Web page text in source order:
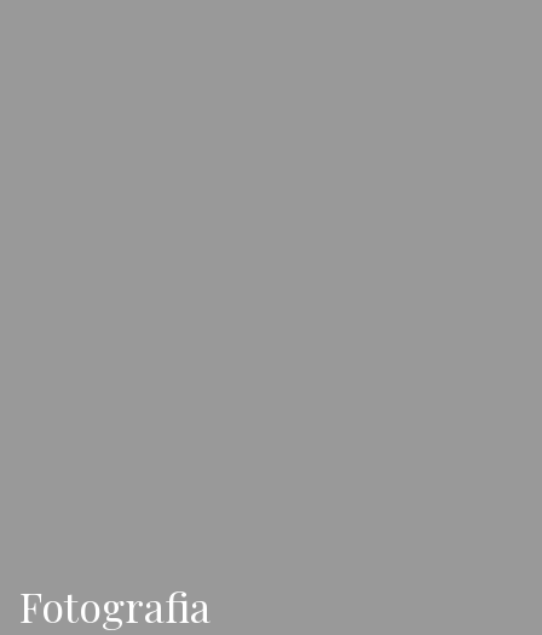
Fotografia